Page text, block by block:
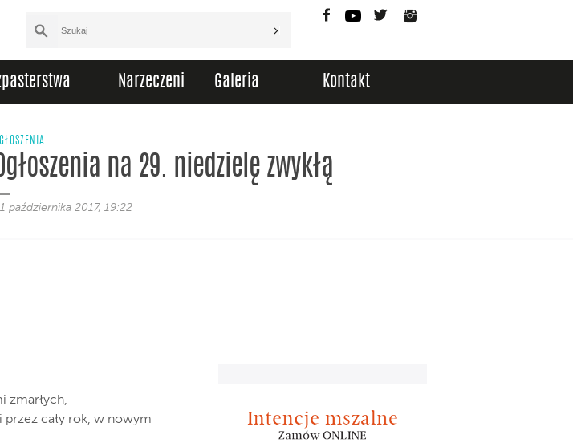
FacebookYouTubeTwitter
Narzeczeni Galeria Kontakt
na 29. niedzielę zwykłą
października 2017, 19:22
zmarłych,
cały rok, w nowym